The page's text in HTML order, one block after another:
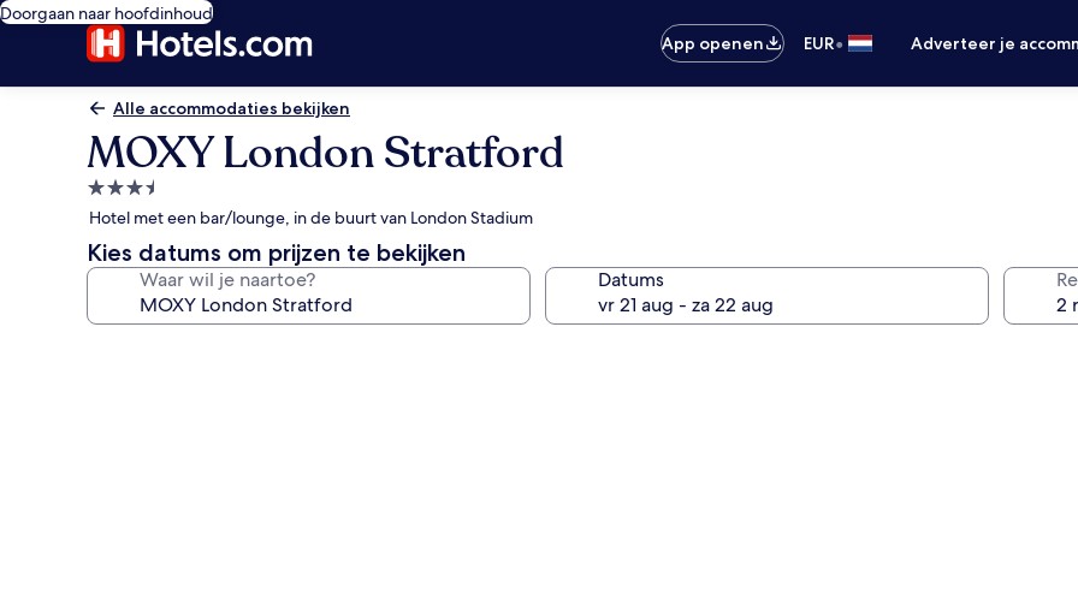
Doorgaan naar hoofdinhoud
App openen
EUR• Adverteer je
Alle accommodaties bekijken
MOXY London Stratford
3.5-
sterrenaccommodatie
Hotel met een bar/lounge, in de buurt van London Stadium
Kies datums om prijzen te bekijken
Waar wil je naartoe? Datums